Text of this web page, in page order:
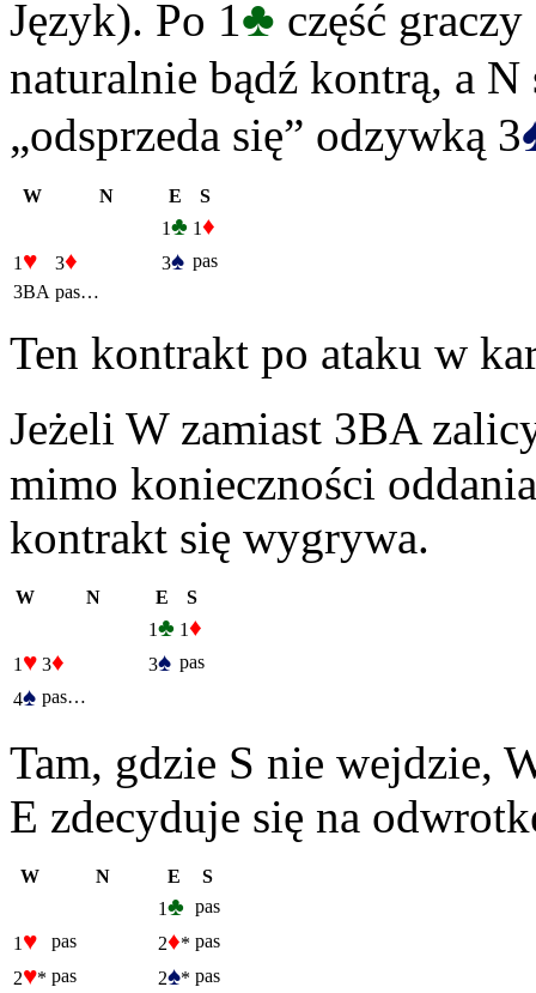
Język). Po 1♣ część
naturalnie bądź kontrą, a
„odsprzeda się” odzywką 3
W N E
S
1♣ 1♦
1 ♥ 3♦ 3♠ pas
3BA pas…
Ten kontrakt po ataku w
Jeżeli W zamiast 3BA
mimo konieczności
kontrakt się wygrywa.
W N E
S
1♣ 1♦
1 ♥ 3♦ 3♠ pas
4♠ pas…
Tam, gdzie S nie wejdzie,
E zdecyduje się na
W N E
S
1♣ pas
1 ♥ pas 2♦* pas
2♥* pas 2♠* pas